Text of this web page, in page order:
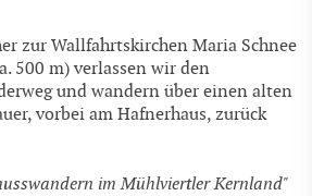
zur Wallfahrtskirchen Maria Schnee
500 m) verlassen wir den
und wandern über einen alten
vorbei am Hafnerhaus, zurück
im Mühlviertler Kernland"